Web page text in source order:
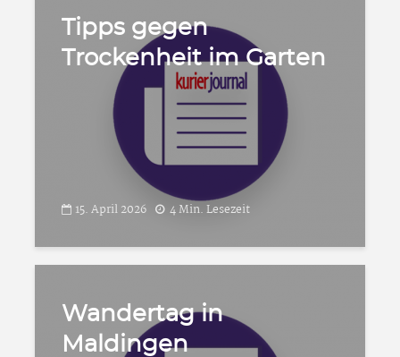
Tipps gegen
Trockenheit im Garten
15. April 2026 4 Min. Lesezeit
Wandertag in
Maldingen